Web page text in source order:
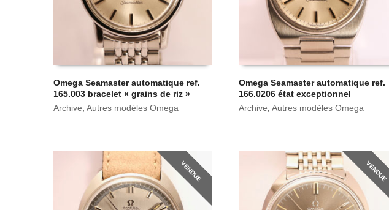
Omega Seamaster automatique ref.
165.003 bracelet « grains de riz »
Archive Autres modèles Omega
Omega Seamaster automatique ref.
166.0206 état exceptionnel
Archive ,Autres modèles Omega
VENDUE VENDUE